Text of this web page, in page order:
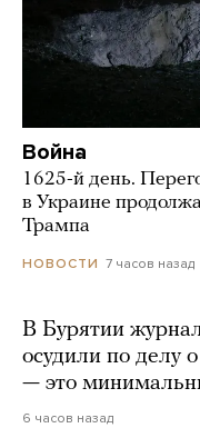
Война
1625-й день.
в Украине
Трампа
НОВОСТИ 7 часов назад
В Бурятии
осудили по делу
— это
6 часов назад